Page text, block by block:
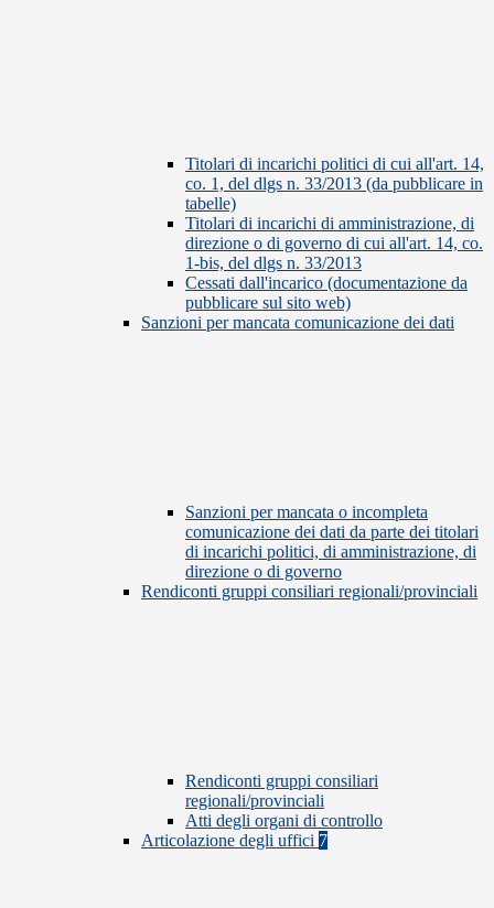
Titolari di incarichi politici di cui all'art. 14,
co. 1, del dlgs n. 33/2013 (da pubblicare in
tabelle)
Titolari di incarichi di amministrazione, di
direzione o di governo di cui all'art. 14, co.
1-bis, del dlgs n. 33/2013
Cessati dall'incarico (documentazione da
pubblicare sul sito web)
Sanzioni per mancata comunicazione dei dati
Sanzioni per mancata o incompleta
comunicazione dei dati da parte dei titolari
di incarichi politici, di amministrazione, di
direzione o di governo
Rendiconti gruppi consiliari regionali/provinciali
Rendiconti gruppi consiliari
regionali/provinciali
Atti degli organi di controllo
Articolazione degli uffici 7